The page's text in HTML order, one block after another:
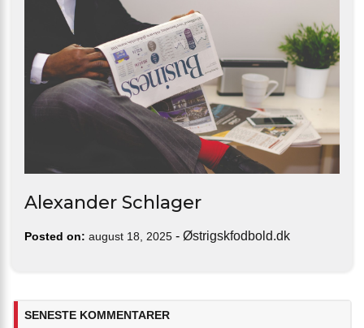
Alexander Schlager
Posted on: august 18, 2025 - Østrigskfodbold.dk
SENESTE KOMMENTARER